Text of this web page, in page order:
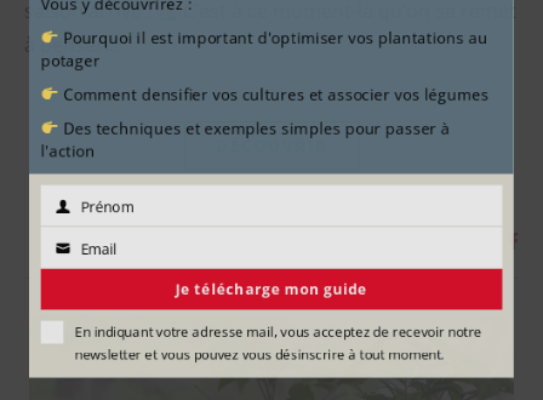
saison arrive !
C’est à ce moment-là qu’on se remet
à penser…
DÉCOUVRIR
Vous y découvrirez :
Pourquoi il est important d'optimiser vos plantations au
potager
Comment densifier vos cultures et associer vos légumes
Des techniques et exemples simples pour passer à
l'action
PrénomPrénom
EmailEmail
Je télécharge mon guide
En indiquant votre adresse mail, vous acceptez de recevoir notre
newsletter et vous pouvez vous désinscrire à tout moment.